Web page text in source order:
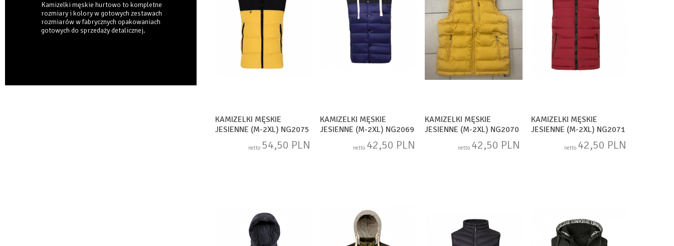
Kamizelki męskie hurtowo to kompletne
rozmiary i kolory w gotowych zestawach
rozmiarów w fabrycznych opakowaniach
gotowych do sprzedaży detalicznej.
KAMIZELKI MĘSKIE
JESIENNE (M-2XL) NG2075
netto 54,50 PLN
KAMIZELKI MĘSKIE
JESIENNE (M-2XL) NG2069
netto 42,50 PLN
KAMIZELKI MĘSKIE
JESIENNE (M-2XL) NG2070
netto 42,50 PLN
KAMIZELKI MĘSKIE
JESIENNE (M-2XL) NG2071
netto 42,50 PLN